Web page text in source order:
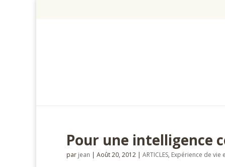
Pour une intelligence
par jean | Août 20, 2012 | ARTICLES, Expérience de vie